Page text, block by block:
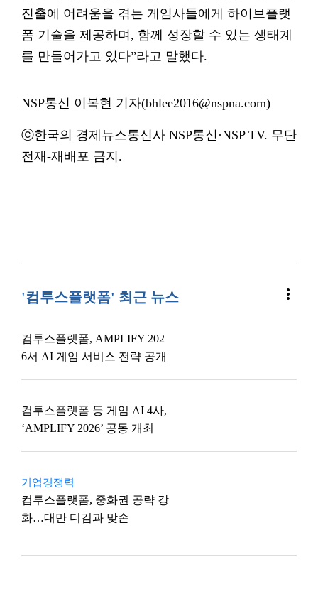
진출에 어려움을 겪는 게임사들에게 하이브플랫
폼 기술을 제공하며, 함께 성장할 수 있는 생태계
를 만들어가고 있다”라고 말했다.
NSP통신 이복현 기자(bhlee2016@nspna.com)
ⓒ한국의 경제뉴스통신사 NSP통신·NSP TV. 무단
전재-재배포 금지.
'컴투스플랫폼' 최근 뉴스 more_vert
컴투스플랫폼, AMPLIFY 202
6서 AI 게임 서비스 전략 공개
컴투스플랫폼 등 게임 AI 4사,
‘AMPLIFY 2026’ 공동 개최
기업경쟁력
컴투스플랫폼, 중화권 공략 강
화…대만 디김과 맞손